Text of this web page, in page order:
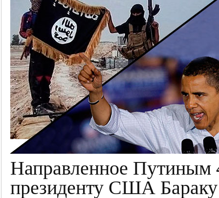
Направленное Путиным
президенту США